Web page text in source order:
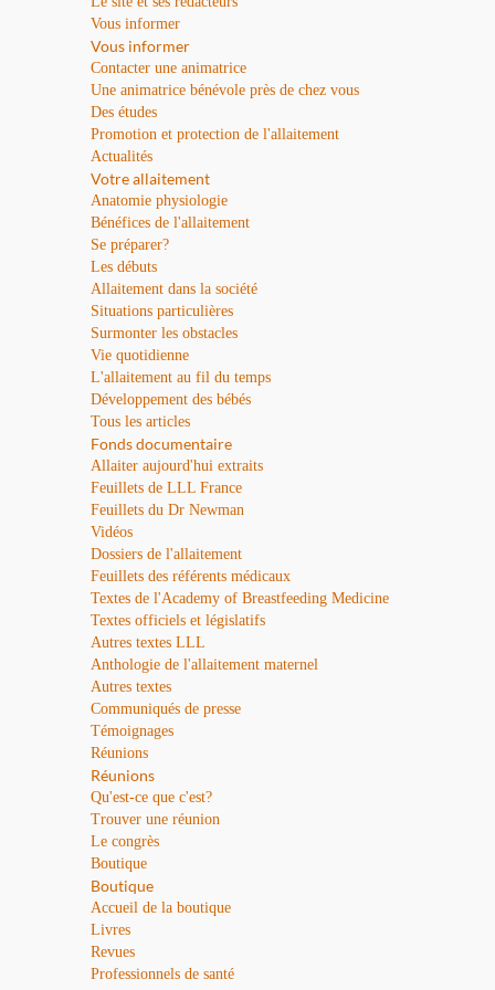
Vous informer
Vous informer
Contacter une animatrice
Une animatrice bénévole près de chez vous
Des études
Promotion et protection de l'allaitement
Actualités
Votre allaitement
Anatomie physiologie
Bénéfices de l'allaitement
Se préparer?
Les débuts
Allaitement dans la société
Situations particulières
Surmonter les obstacles
Vie quotidienne
L'allaitement au fil du temps
Développement des bébés
Tous les articles
Fonds documentaire
Allaiter aujourd'hui extraits
Feuillets de LLL France
Feuillets du Dr Newman
Vidéos
Dossiers de l'allaitement
Feuillets des référents médicaux
Textes de l'Academy of Breastfeeding Medicine
Textes officiels et législatifs
Autres textes LLL
Anthologie de l'allaitement maternel
Autres textes
Communiqués de presse
Témoignages
Réunions
Réunions
Qu'est-ce que c'est?
Trouver une réunion
Le congrès
Boutique
Boutique
Accueil de la boutique
Livres
Revues
Professionnels de santé